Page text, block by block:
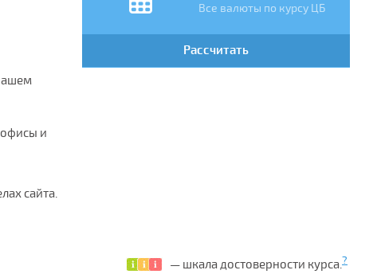
Все валюты по курсу ЦБ
Рассчитать
и
сайта.
— шкала достоверности курса.?